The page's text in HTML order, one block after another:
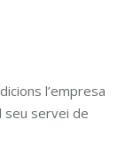
l’empresa
seu servei de